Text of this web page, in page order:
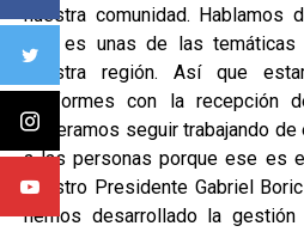
nuestra comunidad. Hablamos
que es unas de las temáticas
nuestra región. Así que
conformes con la recepción
esperamos seguir trabajando de
a las personas porque ese es
nuestro Presidente Gabriel
hemos desarrollado la